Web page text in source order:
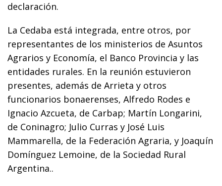
declaración.
La Cedaba está integrada, entre otros, por
representantes de los ministerios de Asuntos
Agrarios y Economía, el Banco Provincia y las
entidades rurales. En la reunión estuvieron
presentes, además de Arrieta y otros
funcionarios bonaerenses, Alfredo Rodes e
Ignacio Azcueta, de Carbap; Martín Longarini,
de Coninagro; Julio Curras y José Luis
Mammarella, de la Federación Agraria, y Joaquín
Domínguez Lemoine, de la Sociedad Rural
Argentina..